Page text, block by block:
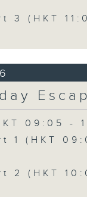
3 (HKT
09:05 -
1 (HKT
2 (HKT